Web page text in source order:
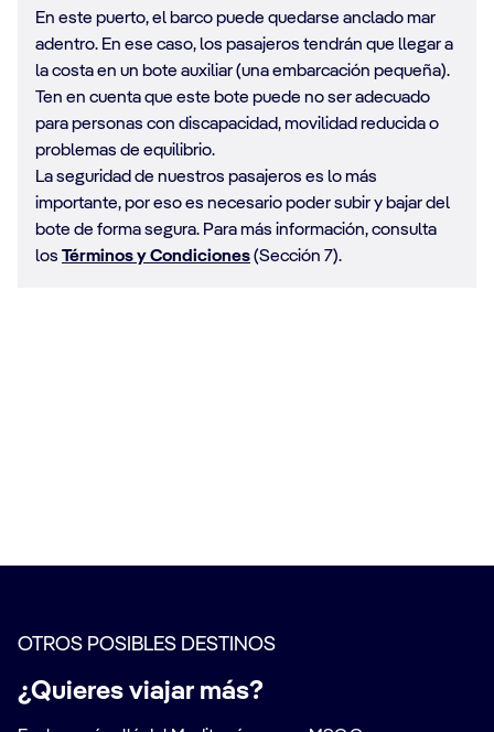
En este puerto, el barco puede quedarse anclado mar
adentro. En ese caso, los pasajeros tendrán que llegar a
la costa en un bote auxiliar (una embarcación pequeña).
Ten en cuenta que este bote puede no ser adecuado
para personas con discapacidad, movilidad reducida o
problemas de equilibrio.
La seguridad de nuestros pasajeros es lo más
importante, por eso es necesario poder subir y bajar del
bote de forma segura. Para más información, consulta
los Términos y Condiciones(Sección 7).
OTROS POSIBLES DESTINOS
¿Quieres viajar más?